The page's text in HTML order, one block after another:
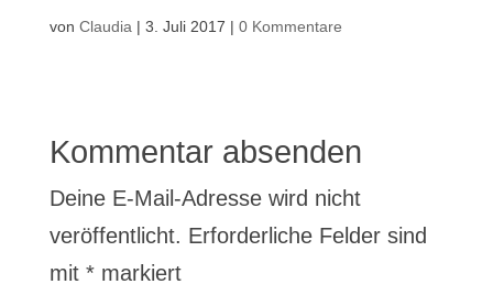
von Claudia | 3. Juli 2017 | 0 Kommentare
Kommentar absenden
Deine E-Mail-Adresse wird nicht
veröffentlicht. Erforderliche Felder sind
mit *markiert